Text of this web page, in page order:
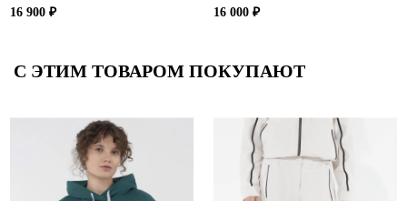
16 900 ₽
16 000 ₽
С ЭТИМ ТОВАРОМ ПОКУПАЮТ